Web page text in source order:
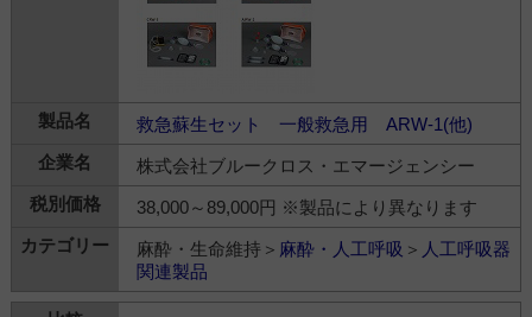
救急蘇生セット 一般救急用 ARW-1(他)
株式会社ブルークロス・エマージェンシー
38,000～89,000円 ※製品により異なります
麻酔・生命維持＞ 麻酔・人工呼吸 ＞ 人工呼吸器
関連製品